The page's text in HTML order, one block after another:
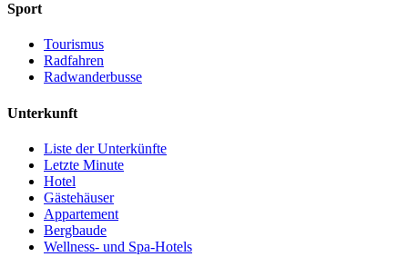
Sport
Tourismus
Radfahren
Radwanderbusse
Unterkunft
Liste der Unterkünfte
Letzte Minute
Hotel
Gästehäuser
Appartement
Bergbaude
Wellness- und Spa-Hotels